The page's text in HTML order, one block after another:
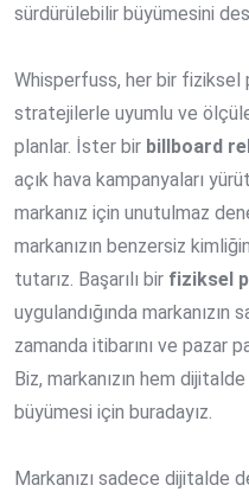
sürdürülebilir büyümesini
Whisperfuss, her bir fiziksel
stratejilerle uyumlu ve
planlar. İster bir billboard
açık hava kampanyaları
markanız için unutulmaz
markanızın benzersiz
tutarız. Başarılı bir fiziksel
uygulandığında markanızın
zamanda itibarını ve pazar
Biz, markanızın hem
büyümesi için buradayız.
Markanızı sadece dijitalde